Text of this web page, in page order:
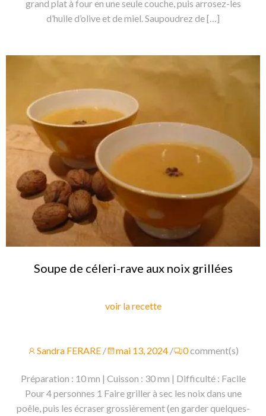
grand plat à four en une seule couche, puis arrosez-les
d’huile d’olive et de miel. Saupoudrez de […]
Soupe de céleri-rave aux noix grillées
voir la recette
Sandra FERARE / mai 13, 2024 / 0comment(s)
Préparation : 10 mn | Cuisson : 30 mn | Difficulté : Facile
Pour 4 personnes 1 Faire griller à sec les noix dans une
poêle, puis les écraser grossièrement (en garder quelques-